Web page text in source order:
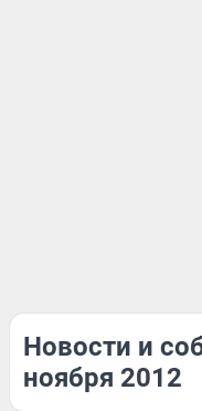
Новости и
ноября 2012